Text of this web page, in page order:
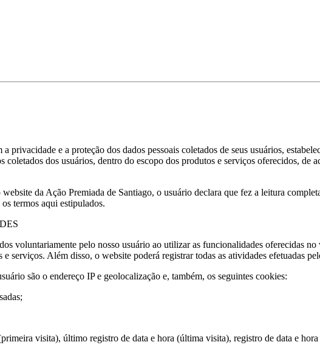
privacidade e a proteção dos dados pessoais coletados de seus usuários,
dos usuários, dentro do escopo dos produtos e serviços oferecidos, de
da Ação Premiada de Santiago, o usuário declara que fez a leitura
termos aqui estipulados.
voluntariamente pelo nosso usuário ao utilizar as funcionalidades oferecidas
serviços. Além disso, o website poderá registrar todas as atividades efetuadas
são o endereço IP e geolocalização e, também, os seguintes cookies:
visita), último registro de data e hora (última visita), registro de data e hora